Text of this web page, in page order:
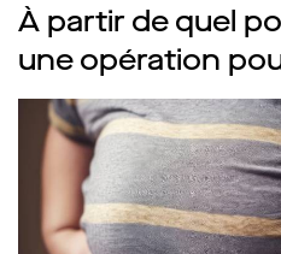
À partir de quel
une opération